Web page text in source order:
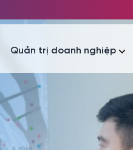
Quản trị doanh nghiệp